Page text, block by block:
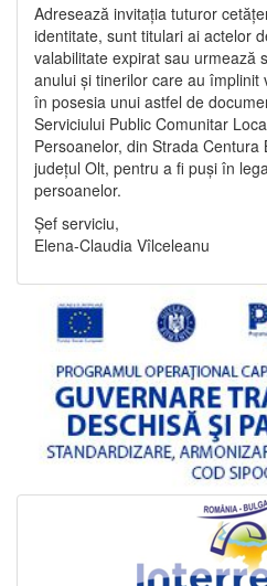
Adresează invitația tuturor
identitate, sunt titulari ai actelor
valabilitate expirat sau urmează
anului și tinerilor care au
în posesia unui astfel de
Serviciului Public Comunitar
Persoanelor, din Strada Centura
județul Olt, pentru a fi puși în
persoanelor.
Șef serviciu,
Elena-Claudia Vîlceleanu